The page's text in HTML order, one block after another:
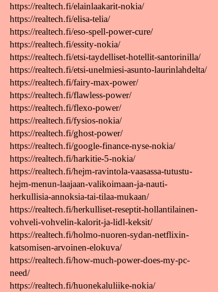
https://realtech.fi/elainlaakarit-nokia/
https://realtech.fi/elisa-telia/
https://realtech.fi/eso-spell-power-cure/
https://realtech.fi/essity-nokia/
https://realtech.fi/etsi-taydelliset-hotellit-santorinilla/
https://realtech.fi/etsi-unelmiesi-asunto-laurinlahdelta/
https://realtech.fi/fairy-max-power/
https://realtech.fi/flawless-power/
https://realtech.fi/flexo-power/
https://realtech.fi/fysios-nokia/
https://realtech.fi/ghost-power/
https://realtech.fi/google-finance-nyse-nokia/
https://realtech.fi/harkitie-5-nokia/
https://realtech.fi/hejm-ravintola-vaasassa-tutustu-
hejm-menun-laajaan-valikoimaan-ja-nauti-
herkullisia-annoksia-tai-tilaa-mukaan/
https://realtech.fi/herkulliset-reseptit-hollantilainen-
vohveli-vohvelin-kalorit-ja-lidl-keksit/
https://realtech.fi/holmo-nuoren-sydan-netflixin-
katsomisen-arvoinen-elokuva/
https://realtech.fi/how-much-power-does-my-pc-
need/
https://realtech.fi/huonekaluliike-nokia/